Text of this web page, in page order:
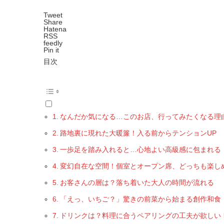
Tweet
Share
Hatena
RSS
feedly
Pin it
目次
なんだか気になる…このお店、行ってみたくなる理
路地裏に現れた大暖簾！入る前からテンションUP
一歩足を踏み入れると…心地よい高級感に包まれる
変幻自在な空間！個室とオープン席、どっちも楽し
お客さんの層は？落ち着いた大人の時間が流れる
「えっ、いちご？」驚きの前菜から始まる創作和食
ドリンクは？料理に合うペアリングの工夫が欲しい